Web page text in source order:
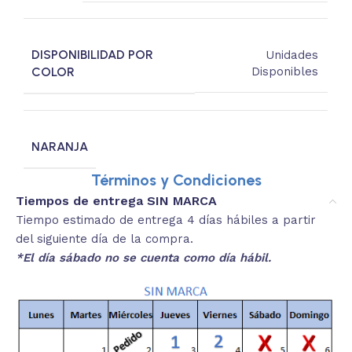
DISPONIBILIDAD POR
COLOR
Unidades
Disponibles
NARANJA
Términos y Condiciones
Tiempos de entrega SIN MARCA
Tiempo estimado de entrega 4 días hábiles a partir
del siguiente día de la compra.
*El día sábado no se cuenta como día hábil.